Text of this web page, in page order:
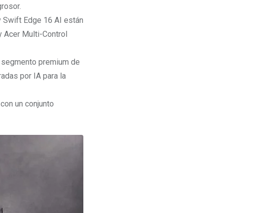
Swift Edge 16 AI están
Acer Multi-Control
premium de
por IA para la
un conjunto